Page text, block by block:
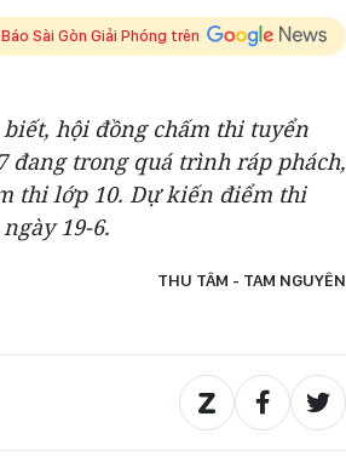
Sài Gòn Giải Phóng trên
biết, hội đồng chấm thi tuyển
đang trong quá trình ráp phách,
thi lớp 10. Dự kiến điểm thi
19-6.
THU TÂM - TAM NGUYÊN